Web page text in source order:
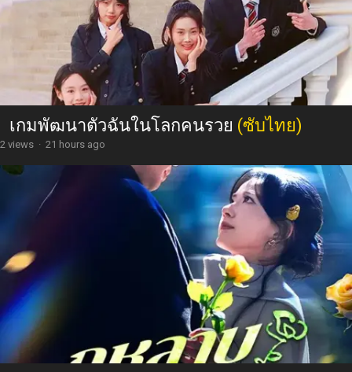
เกมพัฒนาตัวฉันในโลกคนรวย (ซับไทย)
2 views · 21 hours ago